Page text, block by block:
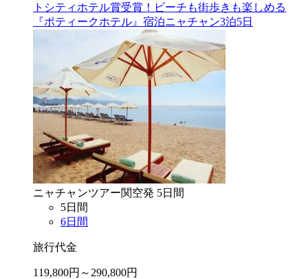
トシティホテル賞受賞！ビーチも街歩きも楽しめる
『ポティークホテル』宿泊ニャチャン3泊5日
ニャチャンツアー関空発 5日間
5日間
6日間
旅行代金
119,800円～ 290,800円